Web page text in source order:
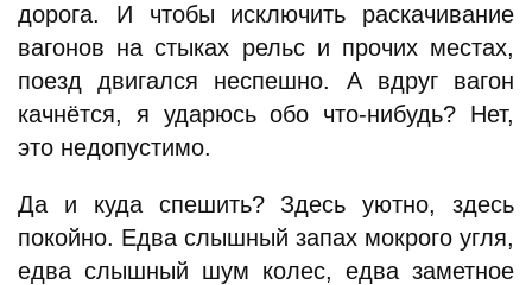
дорога. И чтобы исключить раскачивание
вагонов на стыках рельс и прочих местах,
поезд двигался неспешно. А вдруг вагон
качнётся, я ударюсь обо что-нибудь? Нет,
это недопустимо.
Да и куда спешить? Здесь уютно, здесь
покойно. Едва слышный запах мокрого угля,
едва слышный шум колес, едва заметное